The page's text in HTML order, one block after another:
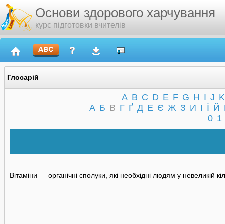
Основи здорового харчування
курс підготовки вчителів
Глосарій
A B C D E F G H I J K
А Б В Г Ґ Д Е Є Ж З И І Ї Й
0 1
Вітаміни — органічні сполуки, які необхідні людям у невеликій